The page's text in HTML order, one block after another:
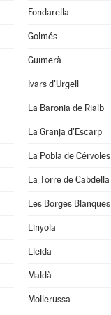
Fondarella
Golmés
Guimerà
Ivars d'Urgell
La Baronia de Rialb
La Granja d'Escarp
La Pobla de Cérvoles
La Torre de Cabdella
Les Borges Blanques
Linyola
Lleida
Maldà
Mollerussa